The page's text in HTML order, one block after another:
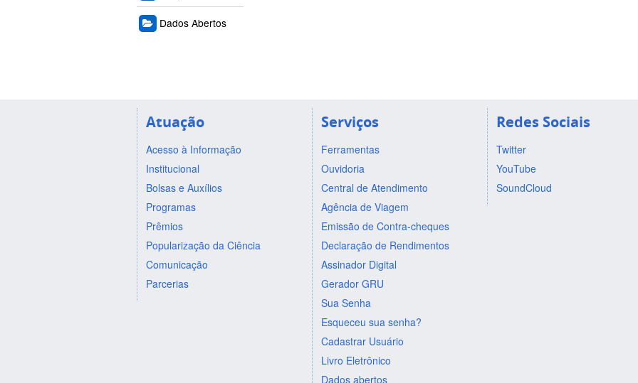
Dados Abertos
Atuação
Acesso à Informação
Institucional
Bolsas e Auxílios
Programas
Prêmios
Popularização da Ciência
Comunicação
Parcerias
Serviços
Ferramentas
Ouvidoria
Central de Atendimento
Agência de Viagem
Emissão de Contra-cheques
Declaração de Rendimentos
Assinador Digital
Gerador GRU
Sua Senha
Esqueceu sua senha?
Cadastrar Usuário
Livro Eletrônico
Dados abertos
Redes Sociais
Twitter
YouTube
SoundCloud